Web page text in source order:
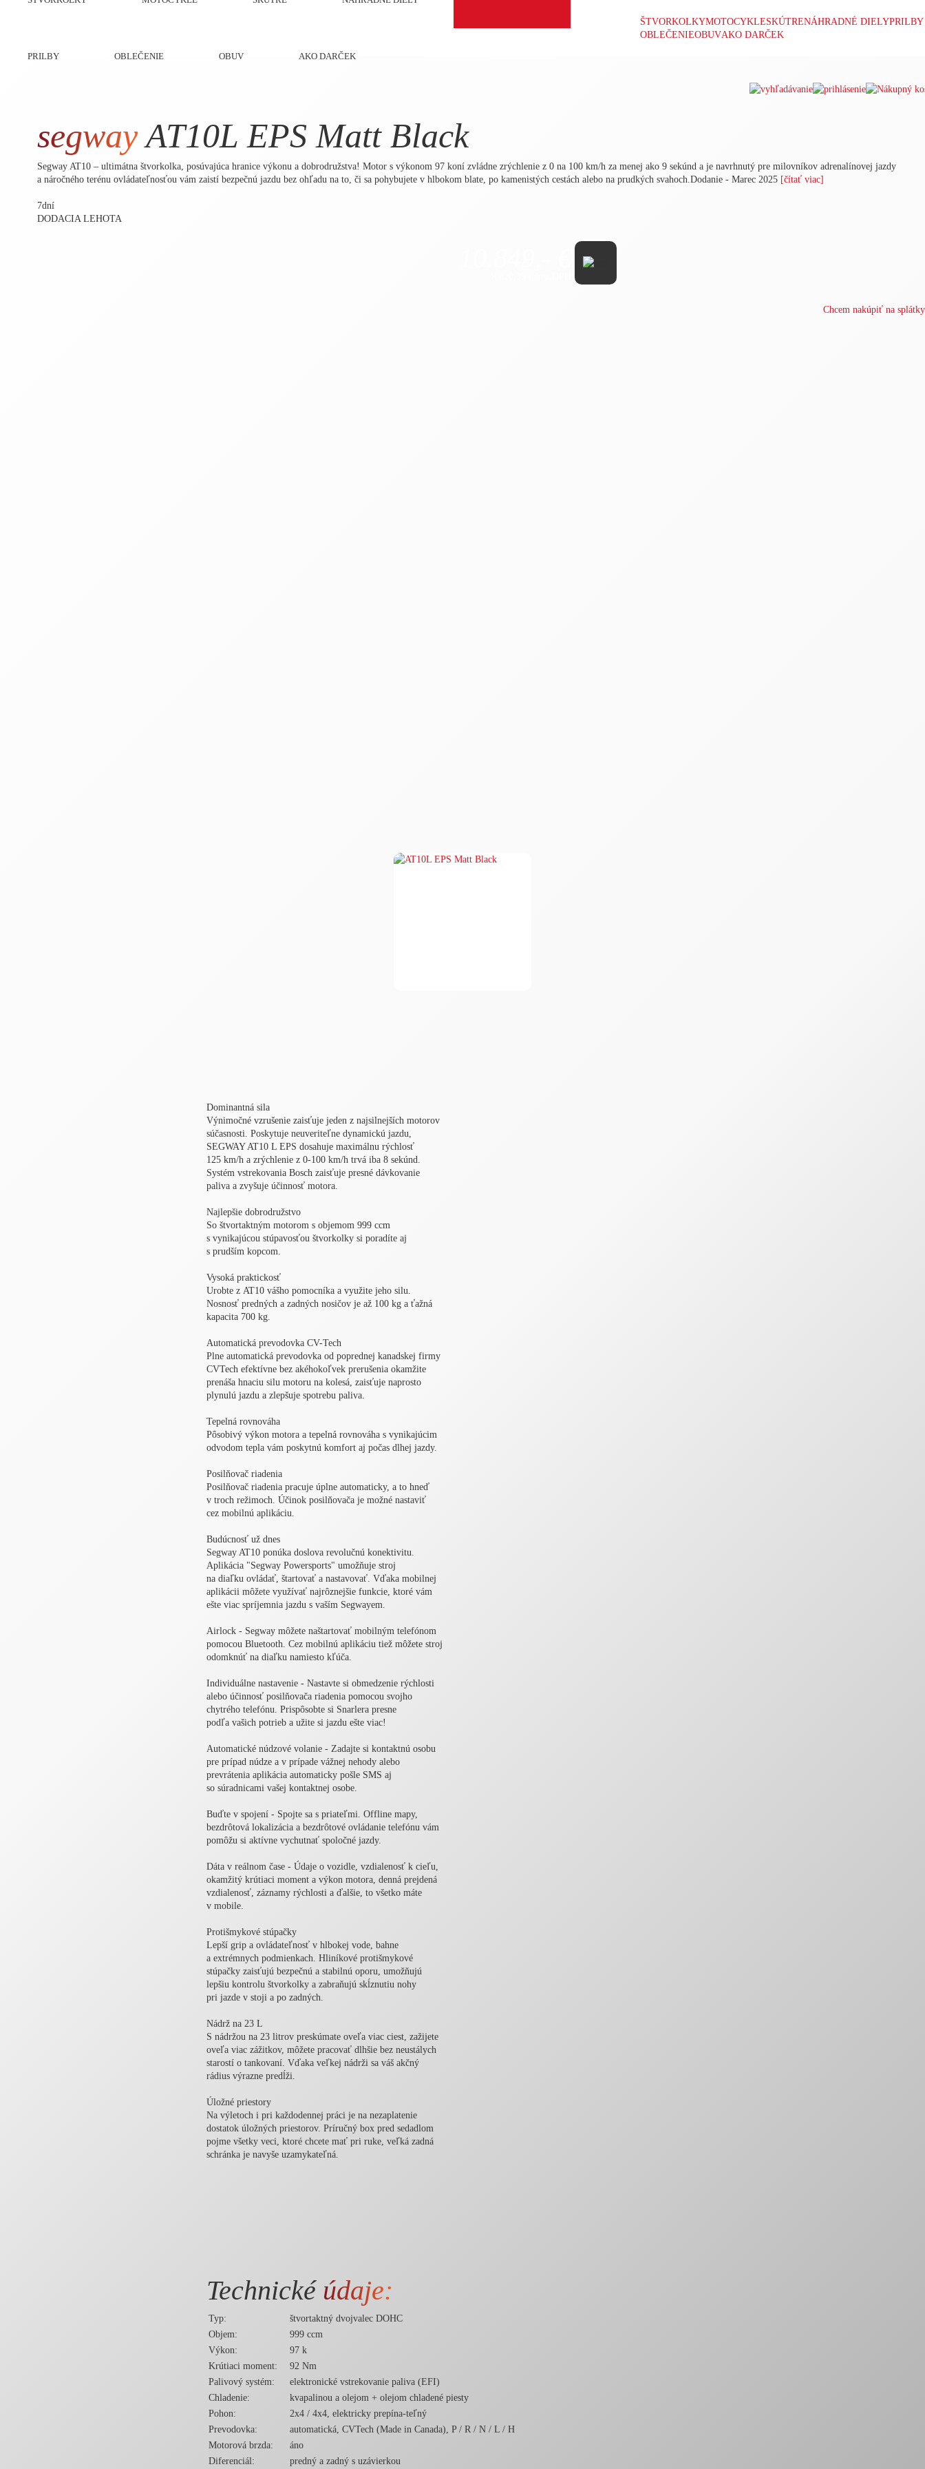
PRILBY OBLEČENIE OBUV AKO DARČEK
ŠTVORKOLKYMOTOCYKLESKÚTRENÁHRADNÉ DIELYPRILBY
OBLEČENIEOBUVAKO DARČEK
segwayAT10L EPS Matt Black
Segway AT10 – ultimátna štvorkolka, posúvajúca hranice výkonu a dobrodružstva! Motor s výkonom 97 koní zvládne zrýchlenie z 0 na 100 km/h za menej ako 9 sekúnd a je navrhnutý pre milovníkov adrenalínovej jazdy
a náročného terénu ovládateľnosťou vám zaistí bezpečnú jazdu bez ohľadu na to, či sa pohybujete v hlbokom blate, po kamenistých cestách alebo na prudkých svahoch.Dodanie - Marec 2025 [čítať viac]
7dní
DODACIA LEHOTA
Chcem nakúpiť na splátky
Dominantná sila
Výnimočné vzrušenie zaisťuje jeden z najsilnejších motorov
súčasnosti. Poskytuje neuveriteľne dynamickú jazdu,
SEGWAY AT10 L EPS dosahuje maximálnu rýchlosť
125 km/h a zrýchlenie z 0-100 km/h trvá iba 8 sekúnd.
Systém vstrekovania Bosch zaisťuje presné dávkovanie
paliva a zvyšuje účinnosť motora.
Najlepšie dobrodružstvo
So štvortaktným motorom s objemom 999 ccm
s vynikajúcou stúpavosťou štvorkolky si poradíte aj
s prudším kopcom.
Vysoká praktickosť
Urobte z AT10 vášho pomocníka a využite jeho silu.
Nosnosť predných a zadných nosičov je až 100 kg a ťažná
kapacita 700 kg.
Automatická prevodovka CV-Tech
Plne automatická prevodovka od poprednej kanadskej firmy
CVTech efektívne bez akéhokoľvek prerušenia okamžite
prenáša hnaciu silu motoru na kolesá, zaisťuje naprosto
plynulú jazdu a zlepšuje spotrebu paliva.
Tepelná rovnováha
Pôsobivý výkon motora a tepelná rovnováha s vynikajúcim
odvodom tepla vám poskytnú komfort aj počas dlhej jazdy.
Posilňovač riadenia
Posilňovač riadenia pracuje úplne automaticky, a to hneď
v troch režimoch. Účinok posilňovača je možné nastaviť
cez mobilnú aplikáciu.
Budúcnosť už dnes
Segway AT10 ponúka doslova revolučnú konektivitu.
Aplikácia "Segway Powersports" umožňuje stroj
na diaľku ovládať, štartovať a nastavovať. Vďaka mobilnej
aplikácii môžete využívať najrôznejšie funkcie, ktoré vám
ešte viac spríjemnia jazdu s vaším Segwayem.
Airlock - Segway môžete naštartovať mobilným telefónom
pomocou Bluetooth. Cez mobilnú aplikáciu tiež môžete stroj
odomknúť na diaľku namiesto kľúča.
Individuálne nastavenie - Nastavte si obmedzenie rýchlosti
alebo účinnosť posilňovača riadenia pomocou svojho
chytrého telefónu. Prispôsobte si Snarlera presne
podľa vašich potrieb a užite si jazdu ešte viac!
Automatické núdzové volanie - Zadajte si kontaktnú osobu
pre prípad núdze a v prípade vážnej nehody alebo
prevrátenia aplikácia automaticky pošle SMS aj
so súradnicami vašej kontaktnej osobe.
Buďte v spojení - Spojte sa s priateľmi. Offline mapy,
bezdrôtová lokalizácia a bezdrôtové ovládanie telefónu vám
pomôžu si aktívne vychutnať spoločné jazdy.
Dáta v reálnom čase - Údaje o vozidle, vzdialenosť k cieľu,
okamžitý krútiaci moment a výkon motora, denná prejdená
vzdialenosť, záznamy rýchlosti a ďalšie, to všetko máte
v mobile.
Protišmykové stúpačky
Lepší grip a ovládateľnosť v hlbokej vode, bahne
a extrémnych podmienkach. Hliníkové protišmykové
stúpačky zaisťujú bezpečnú a stabilnú oporu, umožňujú
lepšiu kontrolu štvorkolky a zabraňujú skĺznutiu nohy
pri jazde v stoji a po zadných.
Nádrž na 23 L
S nádržou na 23 litrov preskúmate oveľa viac ciest, zažijete
oveľa viac zážitkov, môžete pracovať dlhšie bez neustálych
starostí o tankovaní. Vďaka veľkej nádrži sa váš akčný
rádius výrazne predĺži.
Úložné priestory
Na výletoch i pri každodennej práci je na nezaplatenie
dostatok úložných priestorov. Príručný box pred sedadlom
pojme všetky veci, ktoré chcete mať pri ruke, veľká zadná
schránka je navyše uzamykateľná.
Technické údaje:
Typ:
štvortaktný dvojvalec DOHC
Objem:
999 ccm
Výkon:
97 k
Krútiaci moment:
92 Nm
Palivový systém:
elektronické vstrekovanie paliva (EFI)
Chladenie:
kvapalinou a olejom + olejom chladené piesty
Pohon:
2x4 / 4x4, elektricky prepína-teľný
Prevodovka:
automatická, CVTech (Made in Canada), P / R / N / L / H
Motorová brzda:
áno
Diferenciál:
predný a zadný s uzávierkou